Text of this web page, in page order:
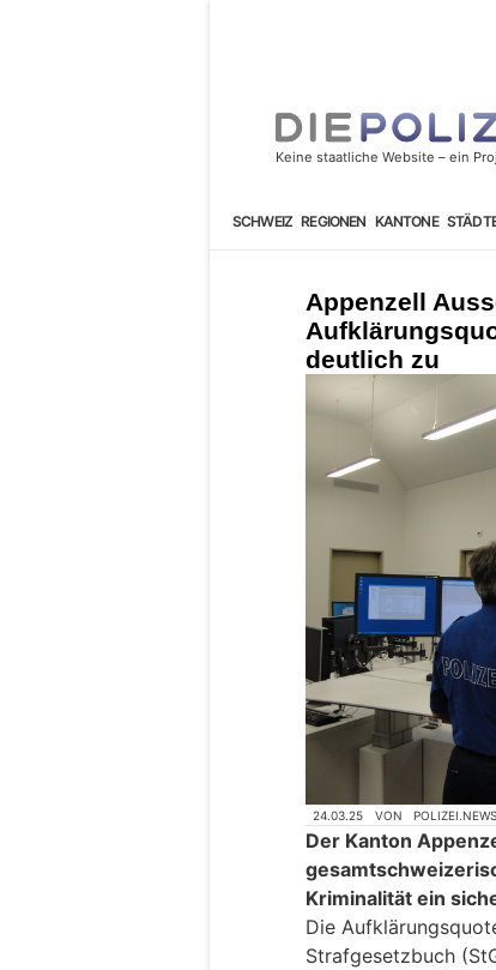
SCHWEIZ REGIONEN KANTONE
Appenzell
deutlich zu
24.03.25 VON
Der Kanton
Kriminalität ein
Die
Strafgesetzbuch